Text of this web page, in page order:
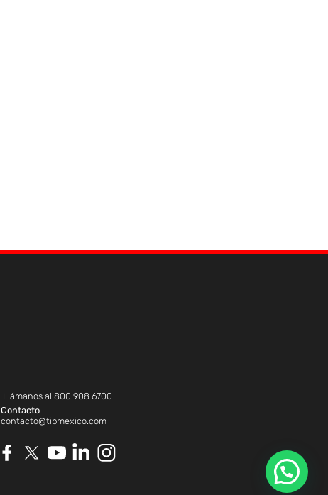
Llámanos al 800 908 6700
Contacto
contacto@tipmexico.com